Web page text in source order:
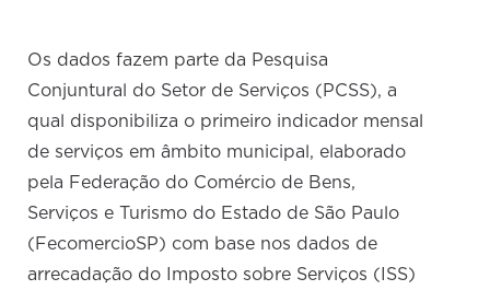
Os dados fazem parte da Pesquisa
Conjuntural do Setor de Serviços (PCSS), a
qual disponibiliza o primeiro indicador mensal
de serviços em âmbito municipal, elaborado
pela Federação do Comércio de Bens,
Serviços e Turismo do Estado de São Paulo
(FecomercioSP) com base nos dados de
arrecadação do Imposto sobre Serviços (ISS)